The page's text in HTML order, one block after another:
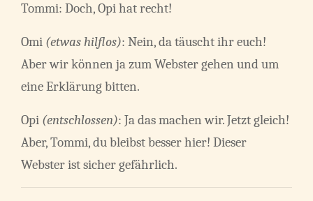
Tommi: Doch, Opi hat recht!
Omi (etwas hilflos): Nein, da täuscht ihr euch!
Aber wir können ja zum Webster gehen und um
eine Erklärung bitten.
Opi (entschlossen): Ja das machen wir. Jetzt gleich!
Aber, Tommi, du bleibst besser hier! Dieser
Webster ist sicher gefährlich.